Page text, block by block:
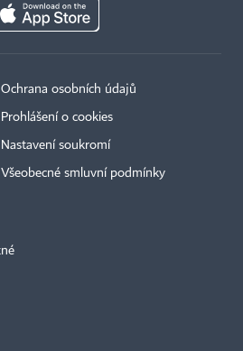
Ochrana osobních údajů
Prohlášení o cookies
Nastavení soukromí
Všeobecné smluvní podmínky